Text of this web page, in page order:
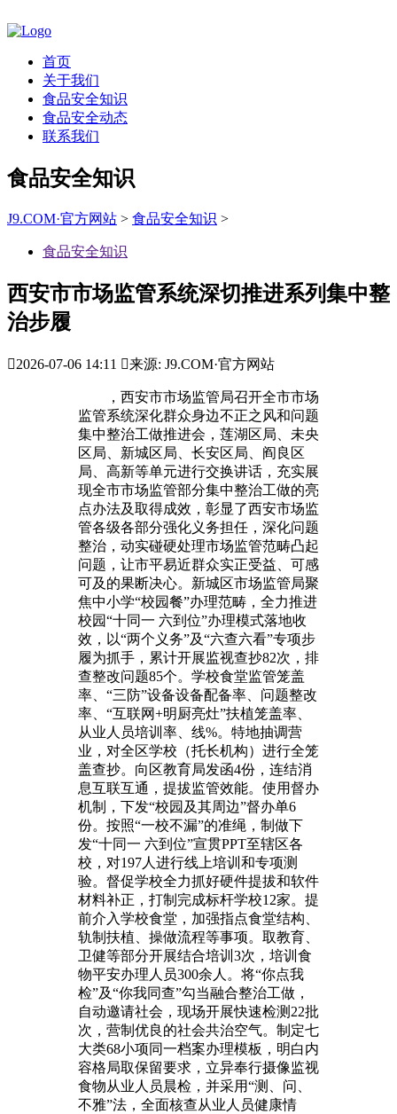
首页
关于我们
食品安全知识
食品安全动态
联系我们
食品安全知识
J9.COM·官方网站 > 食品安全知识 >
食品安全知识
西安市市场监管系统深切推进系列集中整
治步履
2026-07-06 14:11 来源: J9.COM·官方网站
，西安市市场监管局召开全市市场
监管系统深化群众身边不正之风和问题
集中整治工做推进会，莲湖区局、未央
区局、新城区局、长安区局、阎良区
局、高新等单元进行交换讲话，充实展
现全市市场监管部分集中整治工做的亮
点办法及取得成效，彰显了西安市场监
管各级各部分强化义务担任，深化问题
整治，动实碰硬处理市场监管范畴凸起
问题，让市平易近群众实正受益、可感
可及的果断决心。新城区市场监管局聚
焦中小学“校园餐”办理范畴，全力推进
校园“十同一 六到位”办理模式落地收
效，以“两个义务”及“六查六看”专项步
履为抓手，累计开展监视查抄82次，排
查整改问题85个。学校食堂监管笼盖
率、“三防”设备设备配备率、问题整改
率、“互联网+明厨亮灶”扶植笼盖率、
从业人员培训率、线%。特地抽调营
业，对全区学校（托长机构）进行全笼
盖查抄。向区教育局发函4份，连结消
息互联互通，提拔监管效能。使用督办
机制，下发“校园及其周边”督办单6
份。按照“一校不漏”的准绳，制做下
发“十同一 六到位”宣贯PPT至辖区各
校，对197人进行线上培训和专项测
验。督促学校全力抓好硬件提拔和软件
材料补正，打制完成标杆学校12家。提
前介入学校食堂，加强指点食堂结构、
轨制扶植、操做流程等事项。取教育、
卫健等部分开展结合培训3次，培训食
物平安办理人员300余人。将“你点我
检”及“你我同查”勾当融合整治工做，
自动邀请社会，现场开展快速检测22批
次，营制优良的社会共治空气。制定七
大类68小项同一档案办理模板，明白内
容格局取保留要求，立异奉行摄像监视
食物从业人员晨检，并采用“测、问、
不雅”法，全面核查从业人员健康情